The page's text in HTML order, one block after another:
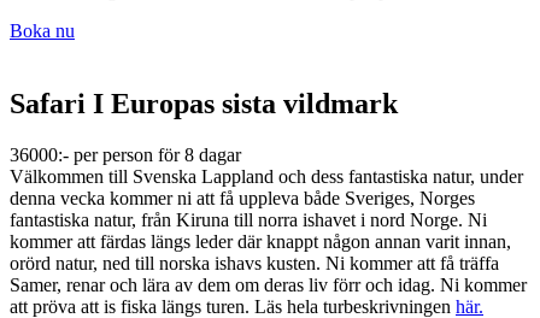
Boka nu
Safari I Europas sista vildmark​
36000:- per person för 8 dagar
Välkommen till Svenska Lappland och dess fantastiska natur, under
denna vecka kommer ni att få uppleva både Sveriges, Norges
fantastiska natur, från Kiruna till norra ishavet i nord Norge. Ni
kommer att färdas längs leder där knappt någon annan varit innan,
orörd natur, ned till norska ishavs kusten. Ni kommer att få träffa
Samer, renar och lära av dem om deras liv förr och idag. Ni kommer
att pröva att is fiska längs turen. Läs hela turbeskrivningen här.